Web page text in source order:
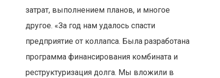
затрат, выполнением планов, и многое
другое. «За год нам удалось спасти
предприятие от коллапса. Была разработана
программа финансирования комбината и
реструктуризация долга. Мы вложили в